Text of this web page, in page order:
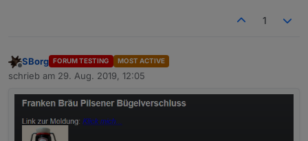
1
Offline
SBorg FORUM TESTING MOST ACTIVE
schrieb am 29. Aug. 2019, 12:05
zuletzt editiert von